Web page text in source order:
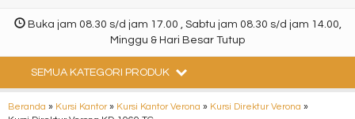
Buka jam 08.30 s/d jam 17.00 , Sabtu jam 08.30 s/d jam 14.00,
Minggu & Hari Besar Tutup
SEMUA KATEGORI PRODUK
Beranda » Kursi Kantor» Kursi Kantor Verona » Kursi Direktur Verona »